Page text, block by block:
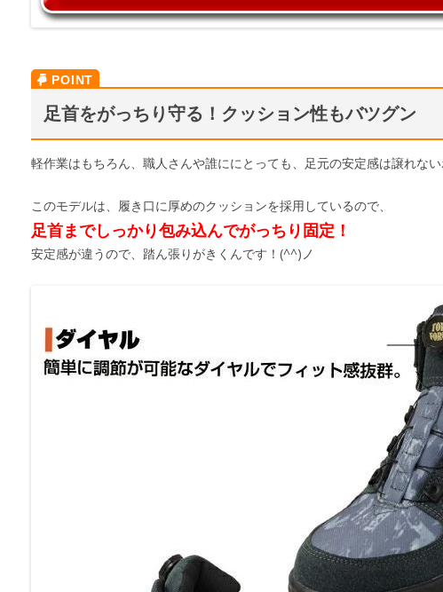
足首をがっちり守る！クッション性もバツグン
軽作業はもちろん、職人さんや誰ににとっても、足元の安定感は譲れな
このモデルは、履き口に厚めのクッションを採用しているので、
足首までしっかり包み込んでがっちり固定！
安定感が違うので、踏ん張りがきくんです！(^^)ノ